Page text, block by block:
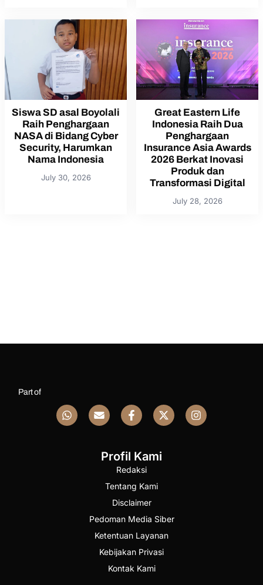
Siswa SD asal Boyolali
Raih Penghargaan
NASA di Bidang Cyber
Security, Harumkan
Nama Indonesia
July 30, 2026
Great Eastern Life
Indonesia Raih Dua
Penghargaan
Insurance Asia Awards
2026 Berkat Inovasi
Produk dan
Transformasi Digital
July 28, 2026
Part of
Profil Kami
Redaksi
Tentang Kami
Disclaimer
Pedoman Media Siber
Ketentuan Layanan
Kebijakan Privasi
Kontak Kami